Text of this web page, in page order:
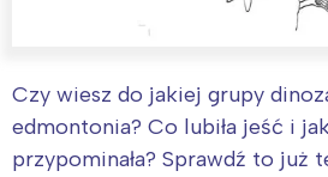
Czy wiesz do jakiej grupy
edmontonia? Co lubiła jeść i
przypominała? Sprawdź to już